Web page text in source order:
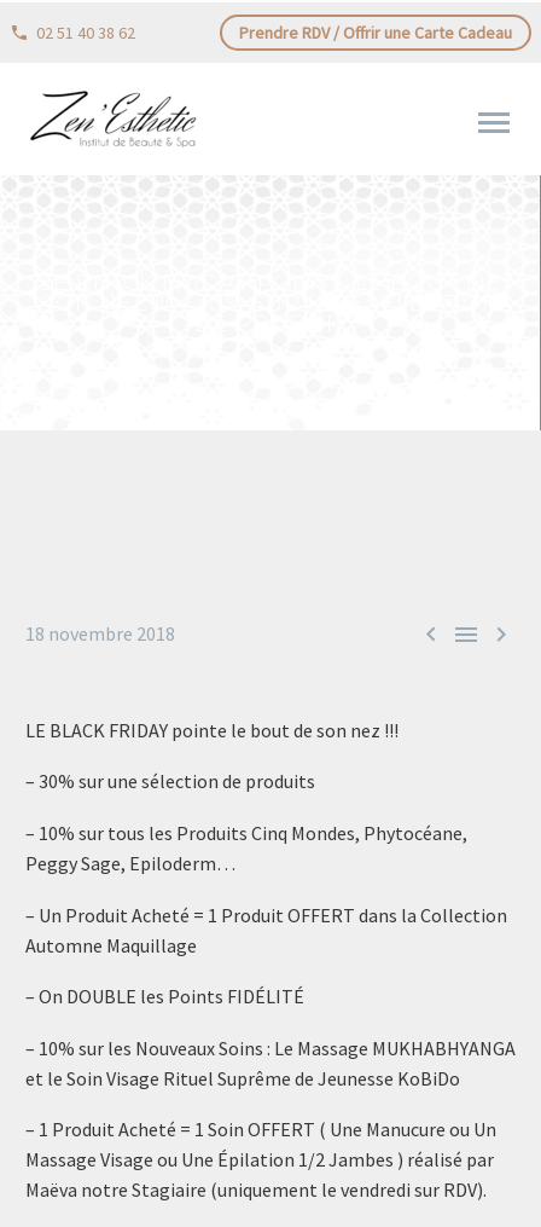
02 51 40 38 62 Prendre RDV / Offrir une Carte Cadeau
  
18 novembre 2018
LE BLACK FRIDAY pointe le bout de son nez !!!
– 30% sur une sélection de produits
– 10% sur tous les Produits Cinq Mondes, Phytocéane,
Peggy Sage, Epiloderm…
– Un Produit Acheté = 1 Produit OFFERT dans la Collection
Automne Maquillage
– On DOUBLE les Points FIDÉLITÉ
– 10% sur les Nouveaux Soins : Le Massage MUKHABHYANGA
et le Soin Visage Rituel Suprême de Jeunesse KoBiDo
– 1 Produit Acheté = 1 Soin OFFERT ( Une Manucure ou Un
Massage Visage ou Une Épilation 1/2 Jambes ) réalisé par
Maëva notre Stagiaire (uniquement le vendredi sur RDV).